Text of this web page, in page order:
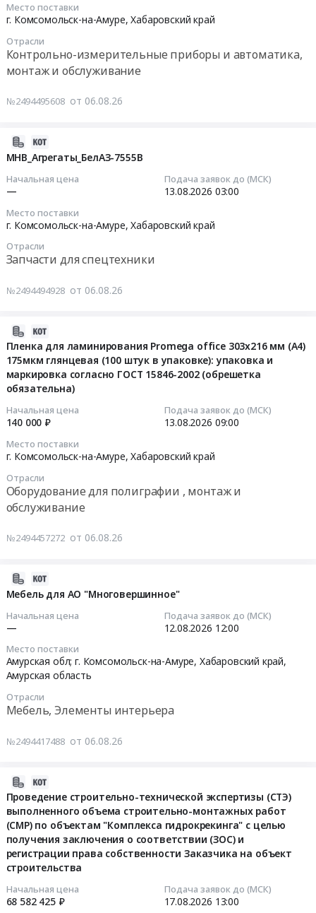
50Ц
Место поставки
г. Комсомольск-на-Амуре,Хабаровский край
Отрасли
Контрольно-измерительные приборы и автоматика,
монтаж и обслуживание
№2494495608 от 06.08.26
МНВ_Агрегаты_БелАЗ-7555В
Начальная цена
—
Подача заявок до (МСК)
13.08.2026 03:00
Место поставки
г. Комсомольск-на-Амуре,Хабаровский край
Отрасли
Запчасти для спецтехники
№2494494928 от 06.08.26
7555В
7555В.
Пленка для ламинирования Promega office 303x216 мм (А4)
175мкм глянцевая (100 штук в упаковке): упаковка и
маркировка согласно ГОСТ 15846-2002 (обрешетка
обязательна)
Начальная цена
140 000 ₽
Подача заявок до (МСК)
13.08.2026 09:00
Место поставки
г. Комсомольск-на-Амуре,Хабаровский край
Отрасли
Оборудование для полиграфии , монтаж и
обслуживание
№2494457272 от 06.08.26
Мебель для АО "Многовершинное"
Начальная цена
—
Подача заявок до (МСК)
12.08.2026 12:00
Место поставки
Амурская обл; г. Комсомольск-на-Амуре, Хабаровский край,
Амурская область
Отрасли
Мебель, Элементы интерьера
№2494417488 от 06.08.26
Проведение строительно-технической экспертизы (СТЭ)
выполненного объема строительно-монтажных работ
(СМР) по объектам "Комплекса гидрокрекинга" с целью
получения заключения о соответствии (ЗОС) и
регистрации права собственности Заказчика на объект
строительства
Начальная цена
68 582 425 ₽
Подача заявок до (МСК)
17.08.2026 13:00